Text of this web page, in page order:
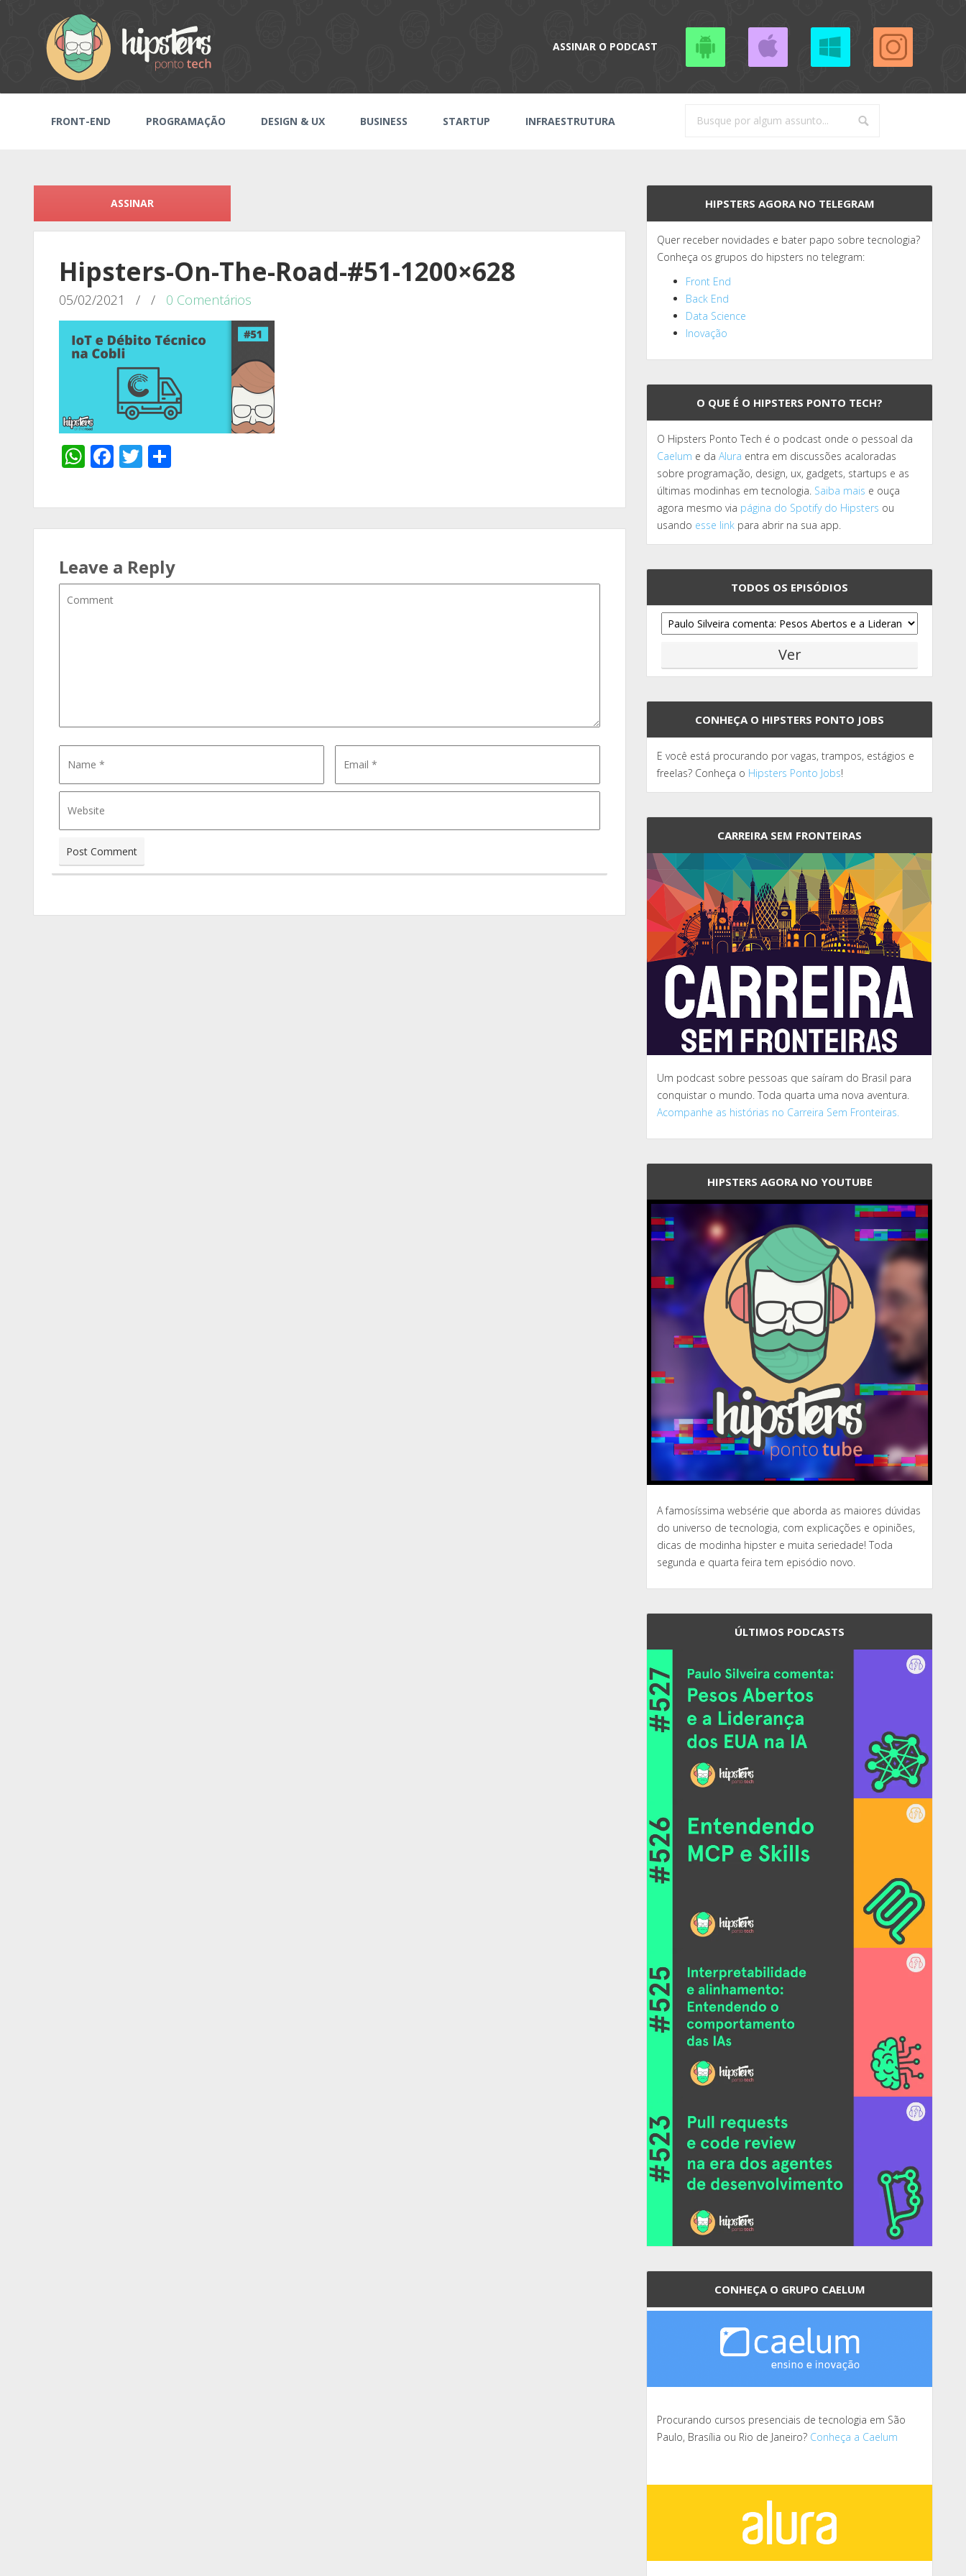
ASSINAR O PODCAST
FRONT-END PROGRAMAÇÃO DESIGN & UX BUSINESS STARTUP INFRAESTRUTURA
ASSINAR
Hipsters-On-The-Road-#51-1200×628
05/02/2021 / / 0 Comentários
WhatsApp
Facebook
Twitter
Leave a Reply
HIPSTERS AGORA NO TELEGRAM
Quer receber novidades e bater papo sobre tecnologia?
Conheça os grupos do hipsters no telegram:
Front End
Back End
Data Science
Inovação
O QUE É O HIPSTERS PONTO TECH?
O Hipsters Ponto Tech é o podcast onde o pessoal da
Caelum e daAlura entra em discussões acaloradas
sobre programação, design, ux, gadgets, startups e as
últimas modinhas em tecnologia. Saiba mais e ouça
agora mesmo via página do Spotify do Hipsters ou
usando esse link para abrir na sua app.
TODOS OS EPISÓDIOS
CONHEÇA O HIPSTERS PONTO JOBS
E você está procurando por vagas, trampos, estágios e
freelas? Conheça o Hipsters Ponto Jobs!
CARREIRA SEM FRONTEIRAS
Um podcast sobre pessoas que saíram do Brasil para
conquistar o mundo. Toda quarta uma nova aventura.
Acompanhe as histórias no Carreira Sem Fronteiras.
HIPSTERS AGORA NO YOUTUBE
A famosíssima websérie que aborda as maiores dúvidas
do universo de tecnologia, com explicações e opiniões,
dicas de modinha hipster e muita seriedade! Toda
segunda e quarta feira tem episódio novo.
ÚLTIMOS PODCASTS
CONHEÇA O GRUPO CAELUM
Procurando cursos presenciais de tecnologia em São
Paulo, Brasília ou Rio de Janeiro? Conheça a Caelum